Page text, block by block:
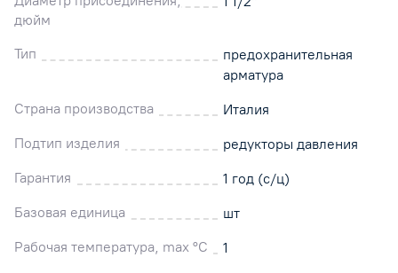
дюйм
Тип
предохранительная
арматура
Страна производства
Италия
Подтип изделия
редукторы давления
Гарантия
1 год (с/ц)
Базовая единица
шт
Рабочая температура, max °C
1